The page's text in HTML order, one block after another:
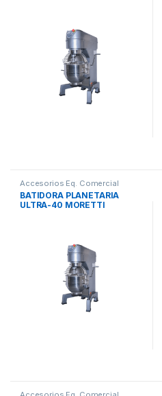
Accesorios Eq. Comercial
BATIDORA PLANETARIA
ULTRA-40 MORETTI